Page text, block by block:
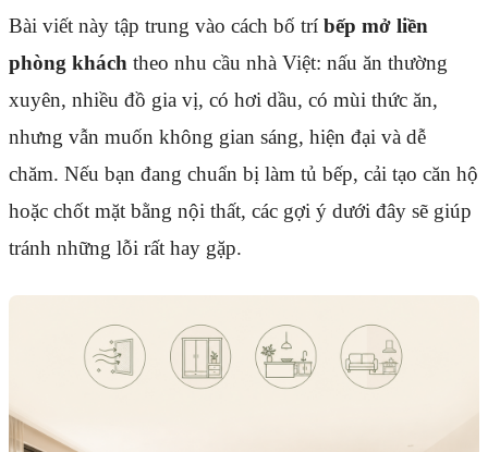
Bài viết này tập trung vào cách bố trí bếp mở liền
phòng khách theo nhu cầu nhà Việt: nấu ăn thường
xuyên, nhiều đồ gia vị, có hơi dầu, có mùi thức ăn,
nhưng vẫn muốn không gian sáng, hiện đại và dễ
chăm. Nếu bạn đang chuẩn bị làm tủ bếp, cải tạo căn hộ
hoặc chốt mặt bằng nội thất, các gợi ý dưới đây sẽ giúp
tránh những lỗi rất hay gặp.